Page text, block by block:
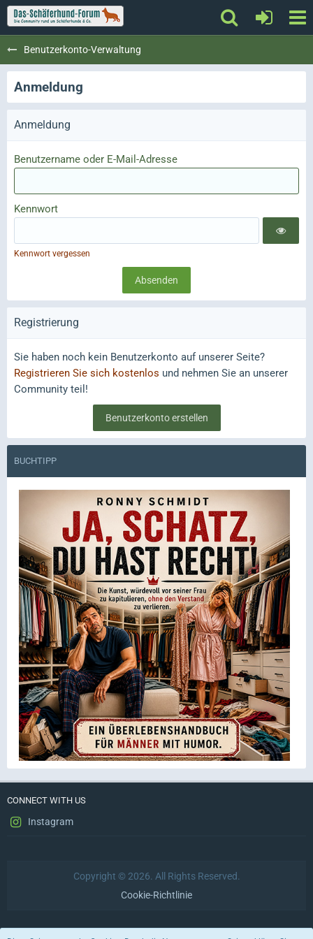
Benutzerkonto-Verwaltung
Anmeldung
Anmeldung
Benutzername oder E-Mail-Adresse
Kennwort
Kennwort vergessen
Registrierung
Sie haben noch kein Benutzerkonto auf unserer Seite?
Registrieren Sie sich kostenlos und nehmen Sie an unserer
Community teil!
Benutzerkonto erstellen
BUCHTIPP
CONNECT WITH US
Instagram
Copyright © 2026. All Rights Reserved.
Cookie-Richtlinie
Datenschutzerklärung Impressum Nutzungsbedingungen